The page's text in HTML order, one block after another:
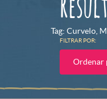
Tag: Curvelo,
FILTRAR POR:
Ordenar